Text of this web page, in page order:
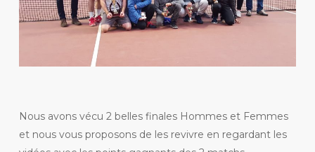
Nous avons vécu 2 belles finales Hommes et Femmes
et nous vous proposons de les revivre en regardant les